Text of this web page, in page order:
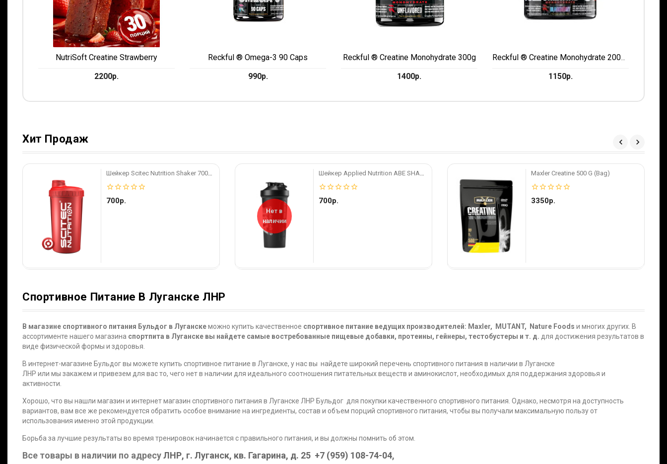
NutriSoft Creatine Strawberry
2200р.
Reckful ® Omega-3 90 Caps
990р.
Reckful ® Creatine Monohydrate 300g
1400р.
Reckful ® Creatine Monohydrate 200g Wild Berries
1150р.
Хит Продаж
Шейкер Scitec Nutrition Shaker 700ml Red Scitec
star_borderstar_borderstar_borderstar_borderstar_border
700р.
Нет в
наличии
Шейкер Applied Nutrition ABE SHAKER 700ML
star_borderstar_borderstar_borderstar_borderstar_border
700р.
Maxler Creatine 500 G (bag)
star_borderstar_borderstar_borderstar_borderstar_border
3350р.
Спортивное Питание В Луганске ЛНР
В магазине спортивного питания Бульдог в Луганскеможно купить качественное спортивное питание ведущих производителей: Maxler, MUTANT, Nature Foods и многих других. В
ассортименте нашего магазина спортпита в Луганске вы найдете самые востребованные пищевые добавки, протеины, гейнеры, тестобустеры и т. д. для достижения результатов в
виде физической формы и здоровья.
В интернет-магазине Бульдог вы можете купить спортивное питание в Луганске, у нас вы найдете широкий перечень спортивного питания в наличии в Луганске
ЛНР или мы закажем и привезем для вас то, чего нет в наличии для идеального соотношения питательных веществ и аминокислот, необходимых для поддержания здоровья и
активности.
Хорошо, что вы нашли магазин и интернет магазин спортивного питания в Луганске ЛНР Бульдог для покупки качественного спортивного питания. Однако, несмотря на доступность
вариантов, вам все же рекомендуется обратить особое внимание на ингредиенты, состав и объем порций спортивного питания, чтобы вы получали максимальную пользу от
использования именно этой продукции.
Борьба за лучшие результаты во время тренировок начинается с правильного питания, и вы должны помнить об этом.
Все товары в наличии по адресуЛНР, г. Луганск, кв. Гагарина, д. 25 +7 (959) 108-74-04,